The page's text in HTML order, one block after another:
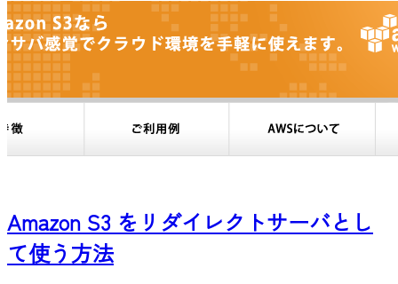
Amazon S3 をリダイレクトサーバとし
て使う方法